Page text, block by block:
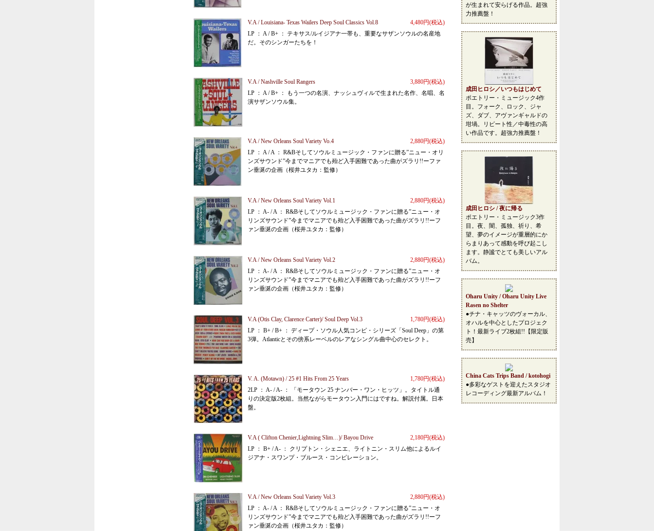
が生まれて安らげる作品。超強
力推薦盤！
成田ヒロシ／いつもはじめて
ポエトリー・ミュージック4作
目。フォーク、ロック、ジャ
ズ、ダブ、アヴァンギャルドの
坩堝。リピート性／中毒性の高
い作品です。超強力推薦盤！
成田ヒロシ / 夜に帰る
ポエトリー・ミュージック3作
目。夜、闇、孤独、祈り、希
望、夢のイメージが重層的にか
らまりあって感動を呼び起こし
ます。静謐でとても美しいアル
バム。
Oharu Unity / Oharu Unity Live
Rasen no Shelter
●チナ・キャッツのヴォーカル、
オハルを中心としたプロジェク
ト！最新ライブ2枚組!!【限定販
売】
China Cats Trips Band / kotohogi
●多彩なゲストを迎えたスタジオ
レコーディング最新アルバム！
4,480円(税込)
V.A / Louisiana- Texas Wailers Deep Soul Classics Vol.8
LP ： A / B+ ： テキサス/ルイジアナ一帯も、重要なサザンソウルの名産地
だ。そのシンガーたちを！
3,880円(税込)
V.A / Nashville Soul Rangers
LP ： A / B+ ： もう一つの名演、ナッシュヴィルで生まれた名作、名唱、名
演サザンソウル集。
2,880円(税込)
V.A / New Orleans Soul Variety Vo.4
LP ： A / A ： R&Bそしてソウルミュージック・ファンに贈る”ニュー・オリ
ンズサウンド”今までマニアでも殆ど入手困難であった曲がズラリ!!ーファ
ン垂涎の企画（桜井ユタカ：監修）
2,880円(税込)
V.A / New Orleans Soul Variety Vol.1
LP ： A- / A ： R&Bそしてソウルミュージック・ファンに贈る”ニュー・オ
リンズサウンド”今までマニアでも殆ど入手困難であった曲がズラリ!!ーフ
ァン垂涎の企画（桜井ユタカ：監修）
2,880円(税込)
V.A / New Orleans Soul Variety Vol.2
LP ： A- / A ： R&Bそしてソウルミュージック・ファンに贈る”ニュー・オ
リンズサウンド”今までマニアでも殆ど入手困難であった曲がズラリ!!ーフ
ァン垂涎の企画（桜井ユタカ：監修）
1,780円(税込)
V.A (Otis Clay, Clarence Carter)/ Soul Deep Vol.3
LP ： B+ / B+ ： ディープ・ソウル人気コンピ・シリーズ「Soul Deep」の第
3弾。Atlanticとその傍系レーベルのレアなシングル曲中心のセレクト。
1,780円(税込)
V. A. (Motawn) / 25 #1 Hits From 25 Years
2LP ： A- / A- ： 「モータウン 25 ナンバー・ワン・ヒッツ」。タイトル通
りの決定版2枚組。当然ながらモータウン入門にはですね。解説付属。日本
盤。
2,180円(税込)
V.A ( Clifton Chenier,Lightning Slim…)/ Bayou Drive
LP ： B+ / A- ： クリプトン・シェニエ、ライトニン・スリム他によるルイ
ジアナ・スワンプ・ブルース・コンピレーション。
2,880円(税込)
V.A / New Orleans Soul Variety Vol.3
LP ： A- / A ： R&Bそしてソウルミュージック・ファンに贈る”ニュー・オ
リンズサウンド”今までマニアでも殆ど入手困難であった曲がズラリ!!ーフ
ァン垂涎の企画（桜井ユタカ：監修）